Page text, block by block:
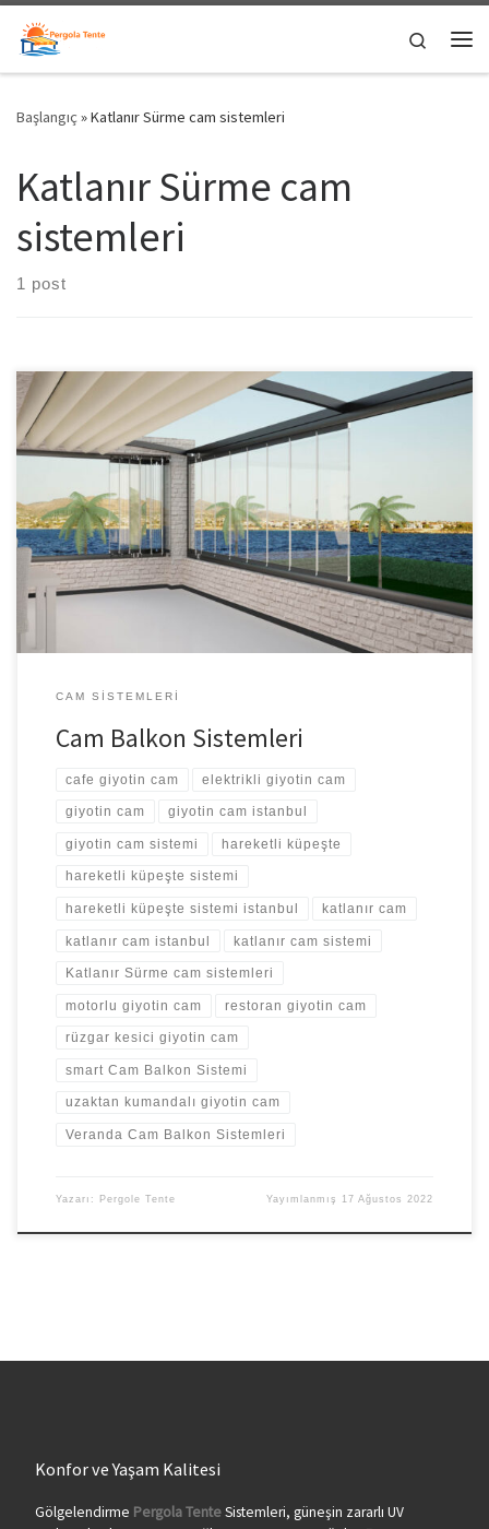
Skip to content
Search
Başlangıç »Katlanır Sürme cam sistemleri
Katlanır Sürme cam
sistemleri
1 post
Cam Balkon Sistemleri Her mevsim balkon keyfi yaşamak
isteyenlerin ilk tercihi balkon veya teraslarını cam ile kapatmak
oluyor. Cam balkon sistemleri bu amaçla tüketicinin hizmetine
sunulmuştur. İstanbul Giyotin Cam Sistemleri Cam balkon sistemleri
ülkemizde yakın zaman içerisinde kullanılmaya başlanmış ancak
oldukça beğenilmiş bir ürün modelimizdir. Firma olarak her türlü
balkona […]
CAM SISTEMLERI
Cam Balkon Sistemleri
cafe giyotin cam elektrikli giyotin cam
giyotin cam giyotin cam istanbul
giyotin cam sistemi hareketli küpeşte
hareketli küpeşte sistemi
hareketli küpeşte sistemi istanbul katlanır cam
katlanır cam istanbul katlanır cam sistemi
Katlanır Sürme cam sistemleri
motorlu giyotin cam restoran giyotin cam
rüzgar kesici giyotin cam
smart Cam Balkon Sistemi
uzaktan kumandalı giyotin cam
Veranda Cam Balkon Sistemleri
Yazarı: Pergole Tente Yayımlanmış 17 Ağustos 2022
Konfor ve Yaşam Kalitesi
Gölgelendirme Pergola TenteSistemleri, güneşin zararlı UV